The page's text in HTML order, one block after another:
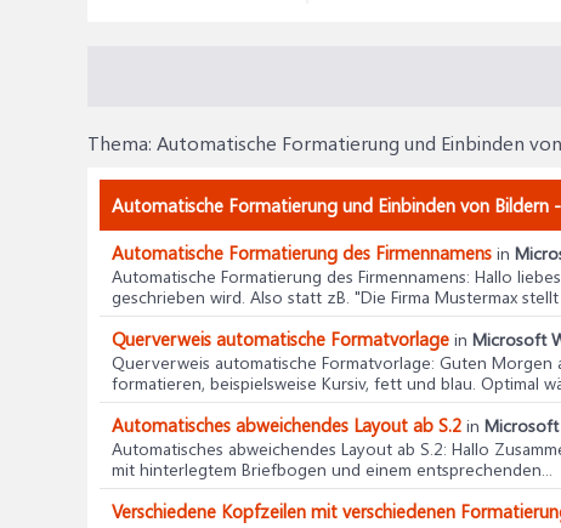
Thema: Automatische Formatierung und Einbinden
Automatische Formatierung und Einbinden von
Automatische Formatierung des Firmennamens in
Automatische Formatierung des Firmennamens: Hallo
geschrieben wird. Also statt zB. "Die Firma Mustermax stellt
Querverweis automatische Formatvorlage in Microsoft
Querverweis automatische Formatvorlage: Guten Morgen
formatieren, beispielsweise Kursiv, fett und blau. Optimal
Automatisches abweichendes Layout ab S.2 in
Automatisches abweichendes Layout ab S.2: Hallo
mit hinterlegtem Briefbogen und einem entsprechenden...
Verschiedene Kopfzeilen mit verschiedenen